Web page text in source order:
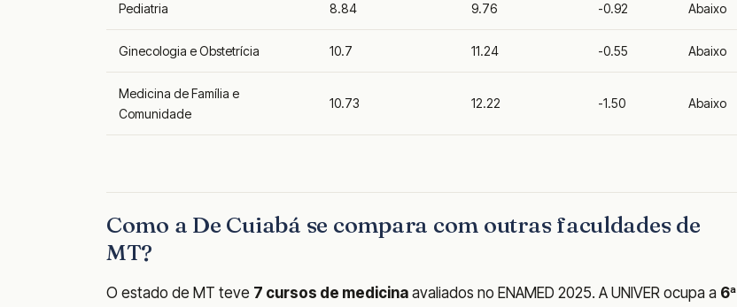
Pediatria 8.84 9.76 -0.92 Abaixo
Ginecologia e Obstetrícia 10.7 11.24 -0.55 Abaixo
Medicina de Família e
Comunidade
10.73 12.22 -1.50 Abaixo
Como a De Cuiabá se compara com outras faculdades de
MT?
O estado de MT teve 7 cursos de medicina avaliados no ENAMED 2025. A UNIVER ocupa a 6ª